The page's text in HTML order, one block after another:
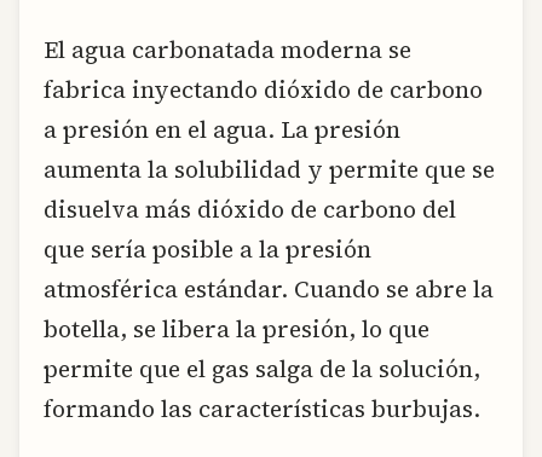
El agua carbonatada moderna se
fabrica inyectando dióxido de carbono
a presión en el agua. La presión
aumenta la solubilidad y permite que se
disuelva más dióxido de carbono del
que sería posible a la presión
atmosférica estándar. Cuando se abre la
botella, se libera la presión, lo que
permite que el gas salga de la solución,
formando las características burbujas.